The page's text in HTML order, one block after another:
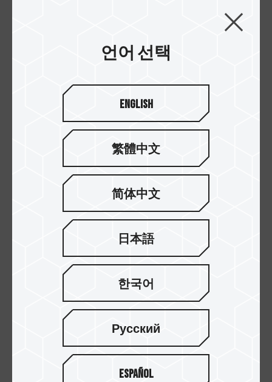
SIREN DUO360 AIO
ARGB CPU & SSD
in-One ARGB CPU
Liquid Cooler Black
SIREN GD240E All-
in-One ARGB CPU
언어 선택
English
繁體中文
简体中文
日本語
한국어
Русский
Español